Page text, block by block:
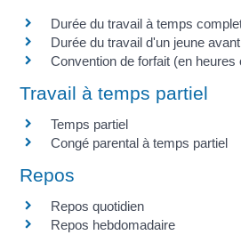
Durée du travail à temps
Durée du travail d'un jeune
Convention de forfait (en heures
Travail à temps partiel
Temps partiel
Congé parental à temps partiel
Repos
Repos quotidien
Repos hebdomadaire